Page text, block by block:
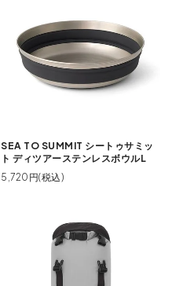
SEA TO SUMMIT シートゥサミッ
ト ディツアーステンレスボウルL
5,720円(税込)